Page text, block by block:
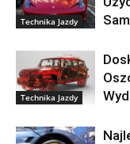
Technika Jazdy
Technika Jazdy